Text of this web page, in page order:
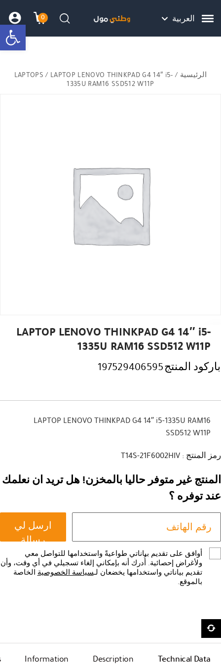
هل نزلت التطبيق ليصلك كل جديد ؟
العربية 0
עגלתחיפוש
الرئيسية /
LAPTOPS/ LAPTOP LENOVO THINKPAD G4 14″ i5-
1335U RAM16 SSD512 W11P
LAPTOP LENOVO THINKPAD G4 14″ i5-
1335U RAM16 SSD512 W11P
باركود المنتج197529406595
LAPTOP LENOVO THINKPAD G4 14″ i5-1335U RAM16
SSD512 W11P
رمز المنتج : T14S-21F6002HIV
المنتج غير متوفر حاليا بالمخزن! هل تريد ان نعلمك
عند توفره ؟
ارسل لي
رسالة
أوافق على تقديم بياناتي طواعيةً واستخدامها للتواصل معي
ولأغراض إحصائية. أُدرك أنه بإمكاني إلغاء تسجيلي في أي وقت، وأن
تقديم بياناتي واستخدامها يخضعان لـسياسة الخصوصية الخاصة
بالموقع.
Technical Data
Description
Information